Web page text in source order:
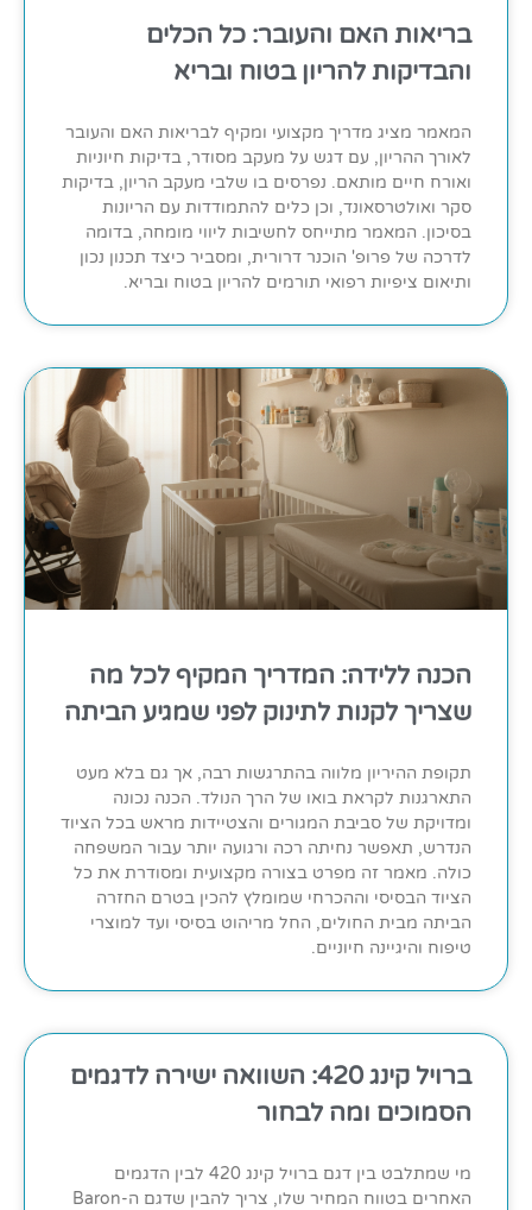
בריאות האם והעובר: כל הכלים
והבדיקות להריון בטוח ובריא
המאמר מציג מדריך מקצועי ומקיף לבריאות האם והעובר
לאורך ההריון, עם דגש על מעקב מסודר, בדיקות חיוניות
ואורח חיים מותאם. נפרסים בו שלבי מעקב הריון, בדיקות
סקר ואולטרסאונד, וכן כלים להתמודדות עם הריונות
בסיכון. המאמר מתייחס לחשיבות ליווי מומחה, בדומה
לדרכה של פרופ' הוכנר דרורית, ומסביר כיצד תכנון נכון
ותיאום ציפיות רפואי תורמים להריון בטוח ובריא.
הכנה ללידה: המדריך המקיף לכל מה
שצריך לקנות לתינוק לפני שמגיע הביתה
תקופת ההיריון מלווה בהתרגשות רבה, אך גם בלא מעט
התארגנות לקראת בואו של הרך הנולד. הכנה נכונה
ומדויקת של סביבת המגורים והצטיידות מראש בכל הציוד
הנדרש, תאפשר נחיתה רכה ורגועה יותר עבור המשפחה
כולה. מאמר זה מפרט בצורה מקצועית ומסודרת את כל
הציוד הבסיסי וההכרחי שמומלץ להכין בטרם החזרה
הביתה מבית החולים, החל מריהוט בסיסי ועד למוצרי
טיפוח והיגיינה חיוניים.
ברויל קינג 420: השוואה ישירה לדגמים
הסמוכים ומה לבחור
מי שמתלבט בין דגם ברויל קינג 420 לבין הדגמים
האחרים בטווח המחיר שלו, צריך להבין שדגם ה-Baron